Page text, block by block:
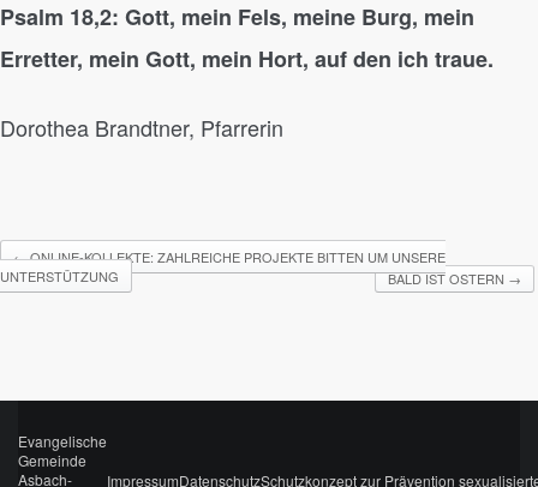
Psalm 18,2: Gott, mein Fels, meine Burg, mein
Erretter, mein Gott, mein Hort, auf den ich traue.
Dorothea Brandtner, Pfarrerin
←ONLINE-KOLLEKTE: ZAHLREICHE PROJEKTE BITTEN UM UNSERE
UNTERSTÜTZUNG
BALD IST OSTERN →
Evangelische
Gemeinde
Asbach-
ImpressumDatenschutzSchutzkonzept zur Prävention